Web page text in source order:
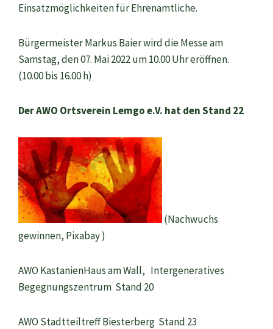
Einsatzmöglichkeiten für Ehrenamtliche.
Bürgermeister Markus Baier wird die Messe am
Samstag, den 07. Mai 2022 um 10.00 Uhr eröffnen.
(10.00 bis 16.00 h)
Der AWO Ortsverein Lemgo e.V. hat den Stand 22
(Nachwuchs
gewinnen, Pixabay )
AWO KastanienHaus am Wall, Intergeneratives
Begegnungszentrum Stand 20
AWO Stadtteiltreff Biesterberg Stand 23